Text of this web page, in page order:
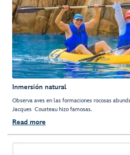
Inmersión natural
Observa aves en las formaciones rocosas
Jacques Cousteau hizo famosas.
Read more